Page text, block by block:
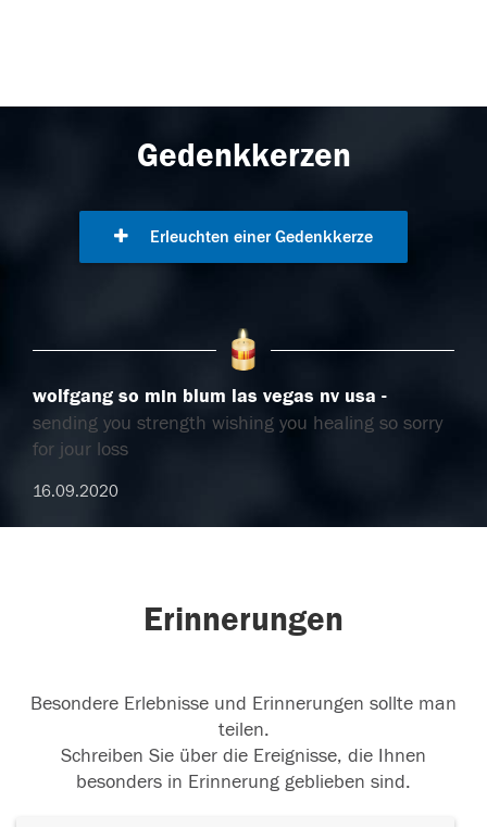
Gedenkkerzen
Erleuchten einer Gedenkkerze
wolfgang so min blum las vegas nv usa
sending you strength wishing you healing so sorry
for jour loss
16.09.2020
Erinnerungen
Besondere Erlebnisse und Erinnerungen sollte man
teilen.
Schreiben Sie über die Ereignisse, die Ihnen
besonders in Erinnerung geblieben sind.